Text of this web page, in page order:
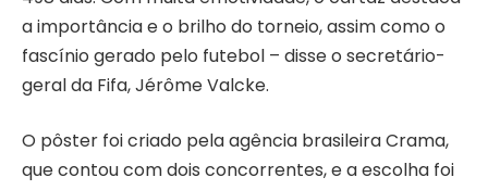
a importância e o brilho do torneio, assim como o
fascínio gerado pelo futebol – disse o secretário-
geral da Fifa, Jérôme Valcke.
O pôster foi criado pela agência brasileira Crama,
que contou com dois concorrentes, e a escolha foi